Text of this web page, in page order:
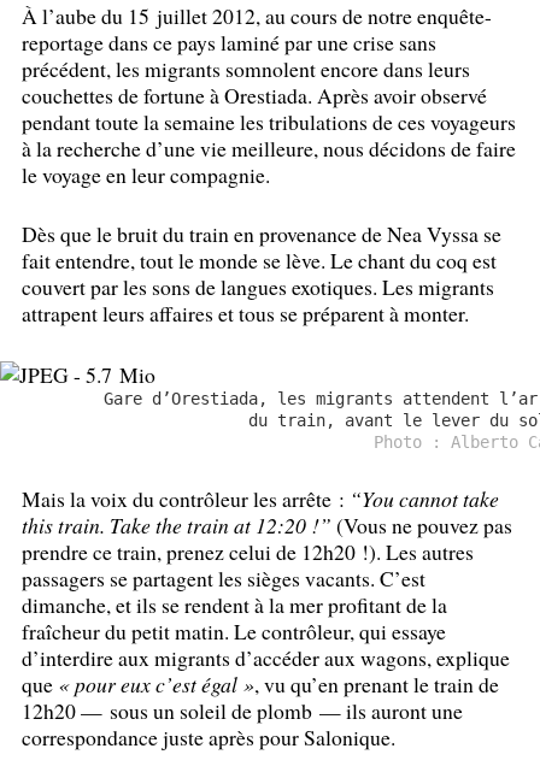
À l’aube du 15 juillet 2012, au cours de notre enquête-
reportage dans ce pays laminé par une crise sans
précédent, les migrants somnolent encore dans leurs
couchettes de fortune à Orestiada. Après avoir observé
pendant toute la semaine les tribulations de ces voyageurs
à la recherche d’une vie meilleure, nous décidons de faire
le voyage en leur compagnie.
Dès que le bruit du train en provenance de Nea Vyssa se
fait entendre, tout le monde se lève. Le chant du coq est
couvert par les sons de langues exotiques. Les migrants
attrapent leurs affaires et tous se préparent à monter.
Gare d’Orestiada, les migrants attendent
du train, avant le lever du
Photo : Alberto
Mais la voix du contrôleur les arrête : “You cannot take
this train. Take the train at 12:20 !” (Vous ne pouvez pas
prendre ce train, prenez celui de 12h20 !). Les autres
passagers se partagent les sièges vacants. C’est
dimanche, et ils se rendent à la mer profitant de la
fraîcheur du petit matin. Le contrôleur, qui essaye
d’interdire aux migrants d’accéder aux wagons, explique
que « pour eux c’est égal », vu qu’en prenant le train de
12h20 — sous un soleil de plomb — ils auront une
correspondance juste après pour Salonique.